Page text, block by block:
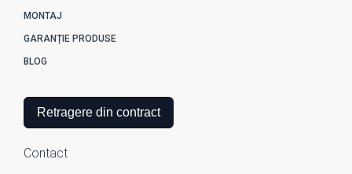
MONTAJ
GARANȚIE PRODUSE
BLOG
Retragere din contract
Contact